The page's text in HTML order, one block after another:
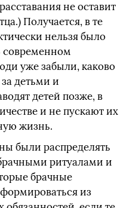
не оставит
Получается, в те
нельзя было
современном
уже забыли, каково
детьми и
детей позже, в
и не пускают их
жизнь.
были распределять
ритуалами и
брачные
из